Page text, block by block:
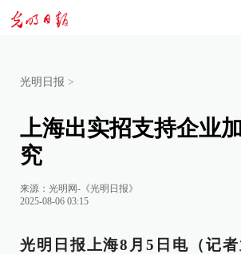
光明日报 >
上海出实招支持企业
究
来源： 光明网-《光明日报》
2025-08-06 03:15
光明日报上海8月5日电（记